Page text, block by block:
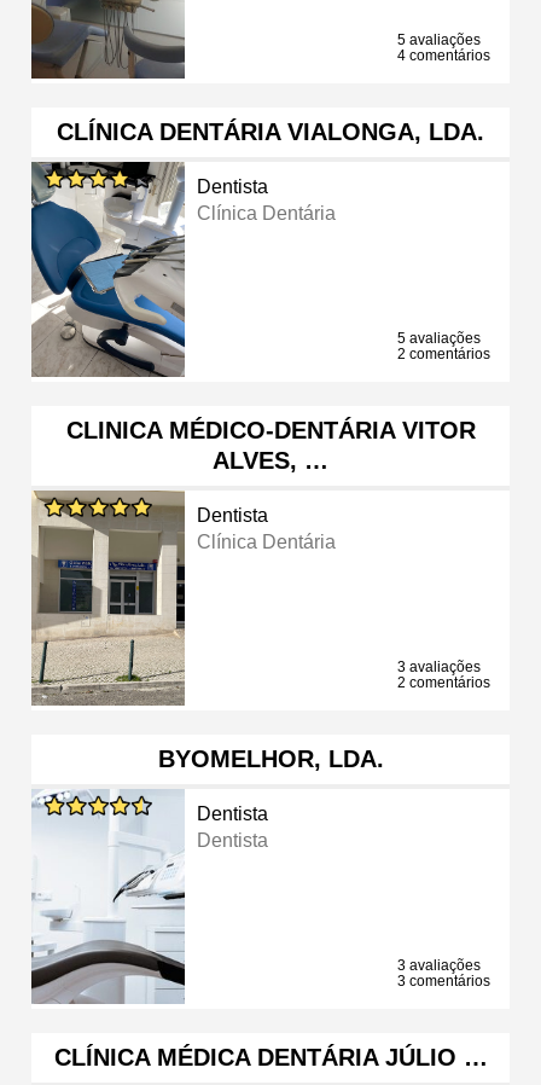
5 avaliações
4 comentários
CLÍNICA DENTÁRIA VIALONGA, LDA.
Dentista
Clínica Dentária
5 avaliações
2 comentários
CLINICA MÉDICO-DENTÁRIA VITOR
ALVES, …
Dentista
Clínica Dentária
3 avaliações
2 comentários
BYOMELHOR, LDA.
Dentista
Dentista
3 avaliações
3 comentários
CLÍNICA MÉDICA DENTÁRIA JÚLIO …